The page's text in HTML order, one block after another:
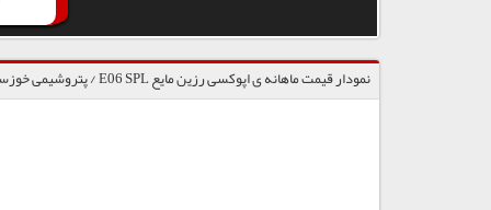
نمودار قیمت ماهانه ی اپوکسی رزین مایع E06 SPL / پتروشیمی خوزستان